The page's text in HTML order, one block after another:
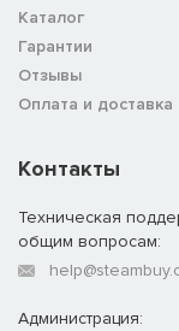
Каталог
Гарантии
Отзывы
Оплата и доставка
Контакты
Техническая
общим вопросам:
Администрация: